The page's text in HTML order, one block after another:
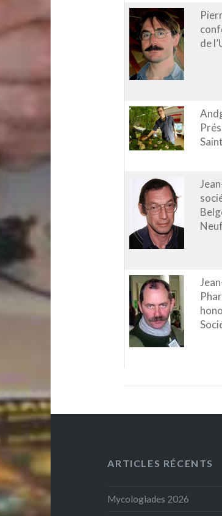
de
ARTICLES RÉCENTS
Mycologiades 2026